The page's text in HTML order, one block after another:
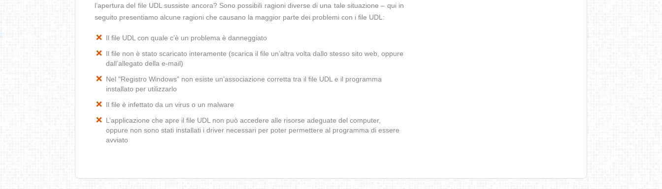
l’apertura del file UDL sussiste ancora? Sono possibili ragioni diverse di una tale situazione – qui in
seguito presentiamo alcune ragioni che causano la maggior parte dei problemi con i file UDL:
Il file UDL con quale c’è un problema è danneggiato
Il file non è stato scaricato interamente (scarica il file un’altra volta dallo stesso sito web, oppure
dall’allegato della e-mail)
Nel "Registro Windows" non esiste un’associazione corretta tra il file UDL e il programma
installato per utilizzarlo
Il file è infettato da un virus o un malware
L’applicazione che apre il file UDL non può accedere alle risorse adeguate del computer,
oppure non sono stati installati i driver necessari per poter permettere al programma di essere
avviato